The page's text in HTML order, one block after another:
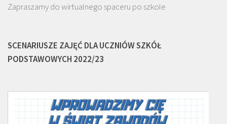
Zapraszamy do wirtualnego spaceru po szkole
SCENARIUSZE ZAJĘĆ DLA UCZNIÓW SZKÓŁ
PODSTAWOWYCH 2022/23